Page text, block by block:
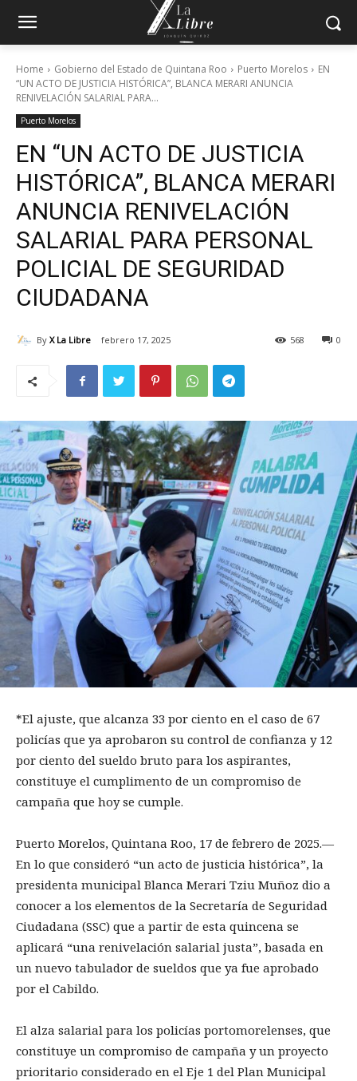
Home Gobierno del Estado de Quintana Roo Puerto Morelos
EN
“UN ACTO DE JUSTICIA HISTÓRICA”, BLANCA MERARI ANUNCIA
RENIVELACIÓN SALARIAL PARA...
Puerto Morelos
EN “UN ACTO DE JUSTICIA
HISTÓRICA”, BLANCA MERARI
ANUNCIA RENIVELACIÓN
SALARIAL PARA PERSONAL
POLICIAL DE SEGURIDAD
CIUDADANA
By X La Libre febrero 17, 2025 0
568
*El ajuste, que alcanza 33 por ciento en el caso de 67
policías que ya aprobaron su control de confianza y 12
por ciento del sueldo bruto para los aspirantes,
constituye el cumplimento de un compromiso de
campaña que hoy se cumple.
Puerto Morelos, Quintana Roo, 17 de febrero de 2025.—
En lo que consideró “un acto de justicia histórica”, la
presidenta municipal Blanca Merari Tziu Muñoz dio a
conocer a los elementos de la Secretaría de Seguridad
Ciudadana (SSC) que a partir de esta quincena se
aplicará “una renivelación salarial justa”, basada en
un nuevo tabulador de sueldos que ya fue aprobado
por el Cabildo.
El alza salarial para los policías portomorelenses, que
constituye un compromiso de campaña y un proyecto
prioritario considerado en el Eje 1 del Plan Municipal